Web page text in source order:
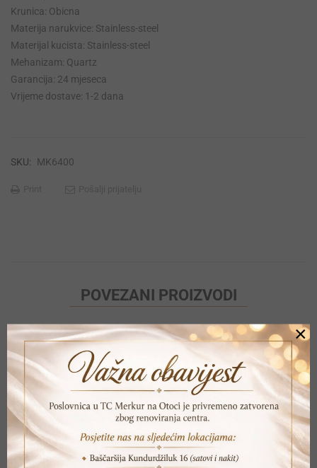
Krunica: Obicna
Materija narukvice: Stainless-steel
Materijal kucista: Stainless-steel
Mehanizam: Quartz
Garancija: 24 mjeseca
Vrijeme dostave: 1-2 dana
SKU: MK6400
POVEZANI PROIZVODI
×